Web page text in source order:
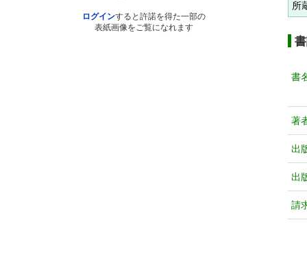
ログインすると許諾を得た一部の
表紙画像をご覧になれます
所
書
著
出
出
請